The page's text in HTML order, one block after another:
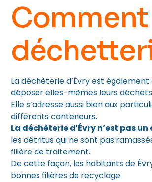
La déchèterie d’Évry est
déposer elles-mêmes leurs
Elle s’adresse aussi bien aux
différents conteneurs.
La déchèterie d’Évry n’est pas
les détritus qui ne sont pas
filière de traitement.
De cette façon, les habitants de
bonnes filières de recyclage.